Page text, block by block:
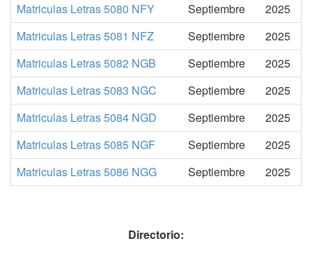
Matriculas Letras 5080 NFY
Septiembre
2025
Matriculas Letras 5081 NFZ
Septiembre
2025
Matriculas Letras 5082 NGB
Septiembre
2025
Matriculas Letras 5083 NGC
Septiembre
2025
Matriculas Letras 5084 NGD
Septiembre
2025
Matriculas Letras 5085 NGF
Septiembre
2025
Matriculas Letras 5086 NGG
Septiembre 2025
Directorio: